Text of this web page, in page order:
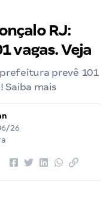
RJ:
vagas. Veja
prefeitura prevê 101
Saiba mais
26